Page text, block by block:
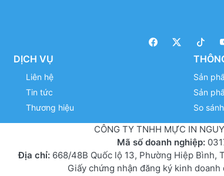
DỊCH VỤ
Liên hệ
Tin tức
Thương hiệu
Sản
Sản
So
CÔNG TY TNHH MỰC IN
Mã số doanh nghiệp:
Địa chỉ:668/48B Quốc lộ 13, Phường Hiệp Bình,
Giấy chứng nhận đăng ký kinh